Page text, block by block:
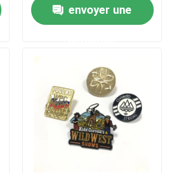
envoyer une